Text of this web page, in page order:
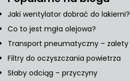
Jaki wentylator dobrać do lakierni?
Co to jest mgła olejowa?
Transport pneumatyczny – zalety
Filtry do oczyszczania powietrza
Słaby odciąg – przyczyny